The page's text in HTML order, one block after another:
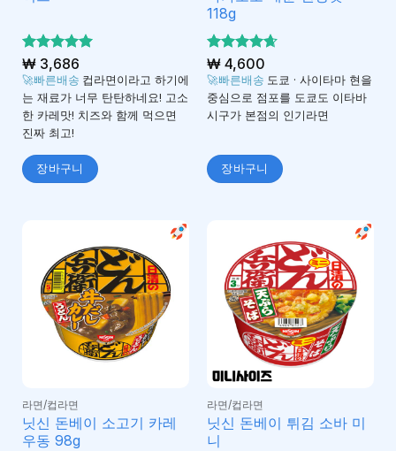
5 중에서
4.93로 평
가됨
₩3,686
🚀빠른배송 컵라면이라고 하기에
는 재료가 너무 탄탄하네요! 고소
한 카레맛! 치즈와 함께 먹으면
진짜 최고!
장바구니
118g
5 중에서
4.63로 평
가됨
₩4,600
🚀빠른배송 도쿄 · 사이타마 현을
중심으로 점포를 도쿄도 이타바
시구가 본점의 인기라면
장바구니
라면/컵라면
닛신 돈베이 소고기 카레
우동 98g
라면/컵라면
닛신 돈베이 튀김 소바 미
니